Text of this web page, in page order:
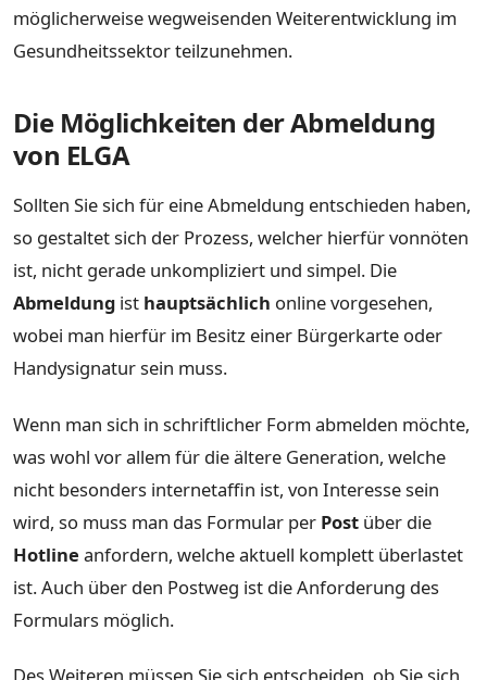
möglicherweise wegweisenden Weiterentwicklung im
Gesundheitssektor teilzunehmen.
Die Möglichkeiten der Abmeldung
von ELGA
Sollten Sie sich für eine Abmeldung entschieden haben,
so gestaltet sich der Prozess, welcher hierfür vonnöten
ist, nicht gerade unkompliziert und simpel. Die
Abmeldung ist hauptsächlich online vorgesehen,
wobei man hierfür im Besitz einer Bürgerkarte oder
Handysignatur sein muss.
Wenn man sich in schriftlicher Form abmelden möchte,
was wohl vor allem für die ältere Generation, welche
nicht besonders internetaffin ist, von Interesse sein
wird, so muss man das Formular per Post über die
Hotline anfordern, welche aktuell komplett überlastet
ist. Auch über den Postweg ist die Anforderung des
Formulars möglich.